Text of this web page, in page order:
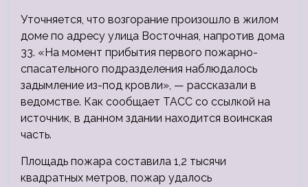
Уточняется, что возгорание произошло в жилом
доме по адресу улица Восточная, напротив дома
33. «На момент прибытия первого пожарно-
спасательного подразделения наблюдалось
задымление из-под кровли», — рассказали в
ведомстве. Как сообщает ТАСС со ссылкой на
источник, в данном здании находится воинская
часть.
Площадь пожара составила 1,2 тысячи
квадратных метров, пожар удалось